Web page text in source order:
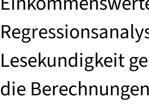
Lesekundigkeit
die